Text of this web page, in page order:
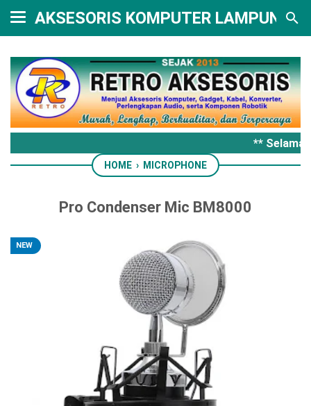
AKSESORIS KOMPUTER LAMPUNG
**
HOME › MICROPHONE
Pro Condenser Mic BM8000
NEW